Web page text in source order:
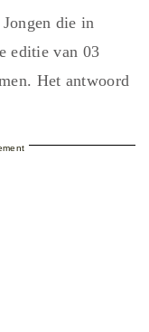
die in
editie van 03
Het antwoord